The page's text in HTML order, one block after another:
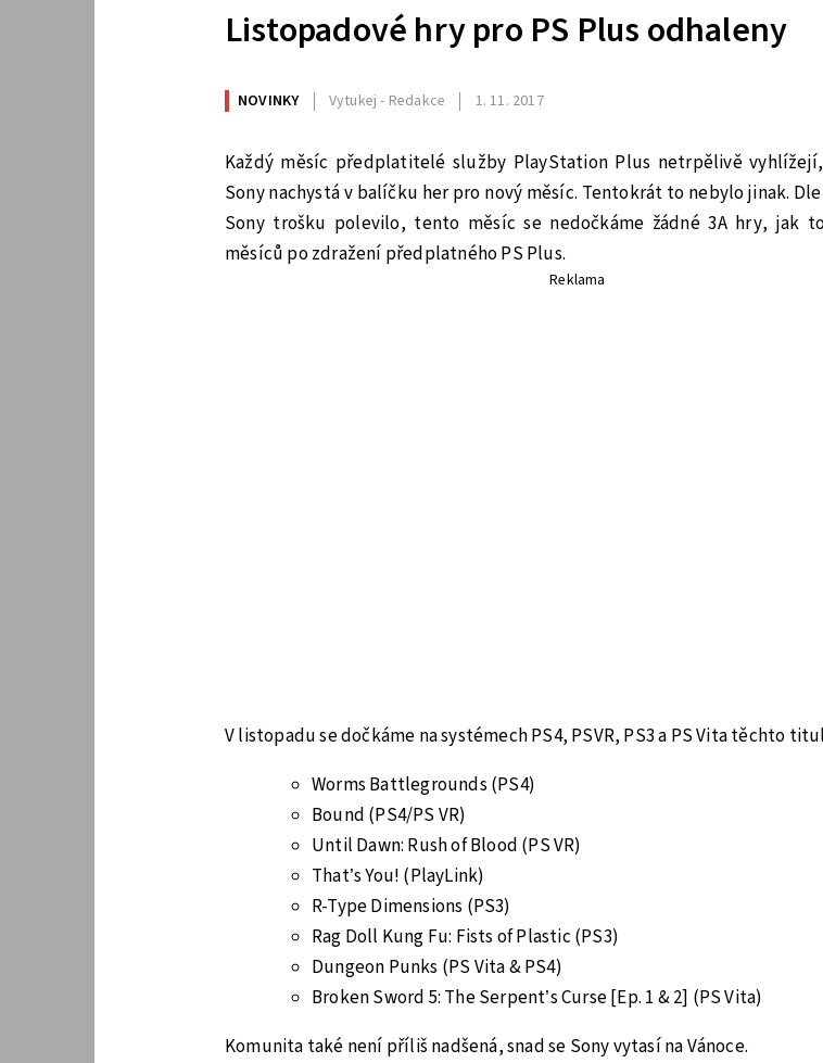
Listopadové hry pro PS Plus odhaleny
NOVINKY Vytukej - Redakce 1. 11. 2017
Každý měsíc předplatitelé služby PlayStation Plus netrpělivě
Sony nachystá v balíčku her pro nový měsíc. Tentokrát to nebylo jinak.
Sony trošku polevilo, tento měsíc se nedočkáme žádné 3A hry, jak
měsíců po zdražení předplatného PS Plus.
Reklama
V listopadu se dočkáme na systémech PS4, PSVR, PS3 a PS Vita těchto
Worms Battlegrounds (PS4)
Bound (PS4/PS VR)
Until Dawn: Rush of Blood (PS VR)
That’s You! (PlayLink)
R-Type Dimensions (PS3)
Rag Doll Kung Fu: Fists of Plastic (PS3)
Dungeon Punks (PS Vita & PS4)
Broken Sword 5: The Serpent’s Curse [Ep. 1 & 2] (PS Vita)
Komunita také není příliš nadšená, snad se Sony vytasí na Vánoce.